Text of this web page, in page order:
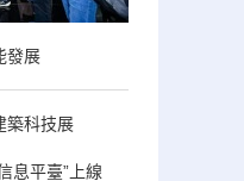
發展
築科技展
息平臺”上線